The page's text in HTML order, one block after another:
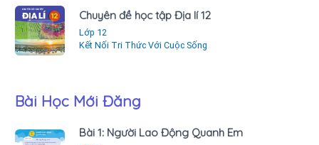
Chuyên đề học tập Địa lí 12
Lớp 12
Kết Nối Tri Thức Với Cuộc Sống
Bài Học Mới Đăng
Bài 1: Người Lao Động Quanh Em